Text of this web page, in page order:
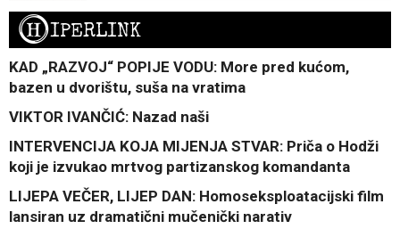
HIPERLINK
KAD „RAZVOJ“ POPIJE VODU: More pred kućom,
bazen u dvorištu, suša na vratima
VIKTOR IVANČIĆ: Nazad naši
INTERVENCIJA KOJA MIJENJA STVAR: Priča o Hodži
koji je izvukao mrtvog partizanskog komandanta
LIJEPA VEČER, LIJEP DAN: Homoseksploatacijski film
lansiran uz dramatični mučenički narativ